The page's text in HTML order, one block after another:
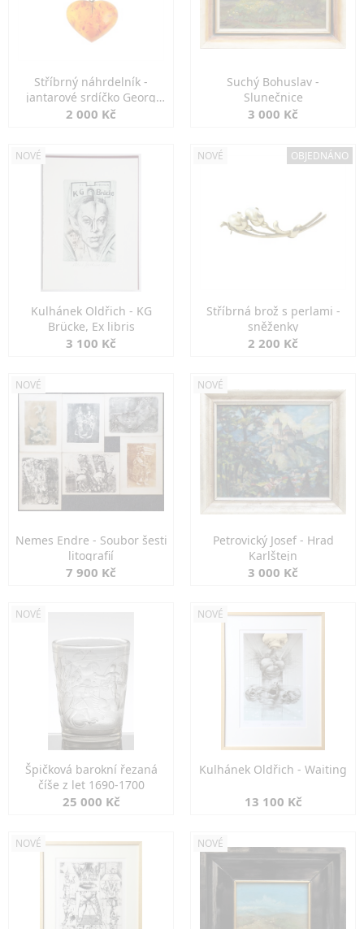
Stříbrný náhrdelník -
jantarové srdíčko Georg
Kramer
2 000 Kč
Suchý Bohuslav -
Slunečnice
3 000 Kč
NOVÉ
Kulhánek Oldřich - KG
Brücke, Ex libris
3 100 Kč
NOVÉ OBJEDNÁNO
Stříbrná brož s perlami -
sněženky
2 200 Kč
NOVÉ
Nemes Endre - Soubor šesti
litografií
7 900 Kč
NOVÉ
Petrovický Josef - Hrad
Karlštejn
3 000 Kč
NOVÉ
Špičková barokní řezaná
číše z let 1690-1700
25 000 Kč
NOVÉ
Kulhánek Oldřich - Waiting
13 100 Kč
NOVÉ NOVÉ